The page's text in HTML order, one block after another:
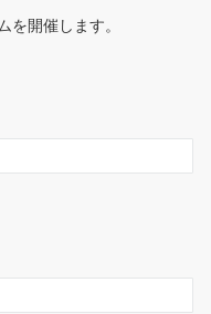
を開催します。